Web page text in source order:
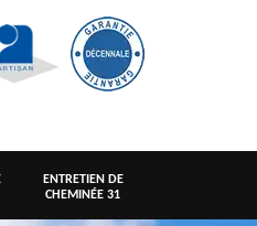
ENTRETIEN DE
CHEMINÉE 31